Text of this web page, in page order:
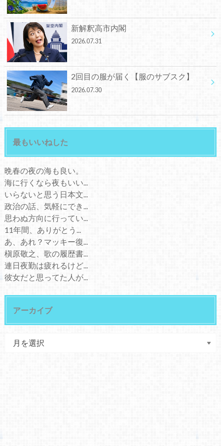
新解釈高市内閣
2026.07.31
2回目の服が届く【服のサブスク】
2026.07.30
最もいいねした
晩春の夜の海も良い。
海に行くなら夜もいい...
いらないと思う日本文...
政治の話、気軽にでき...
思わぬ方向に行ってい...
11年間、ありがとう...
あ、あれ？マッキー復...
槇原敬之、歌の履歴書...
連日夜勤は疲れるけど...
彼女だと思ってた人が...
アーカイブ